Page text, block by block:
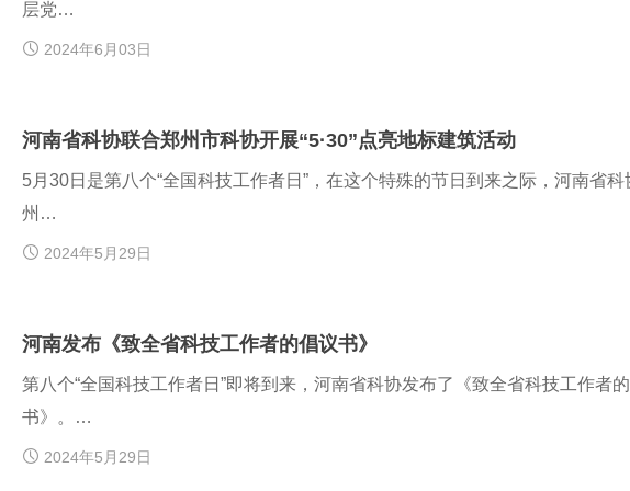
层党…
2024年6月03日
河南省科协联合郑州市科协开展“5·30”点亮地标建筑活动
5月30日是第八个“全国科技工作者日”，在这个特殊的节日到来之际，河南省科
州…
2024年5月29日
河南发布《致全省科技工作者的倡议书》
第八个“全国科技工作者日”即将到来，河南省科协发布了《致全省科技工作者
书》。…
2024年5月29日